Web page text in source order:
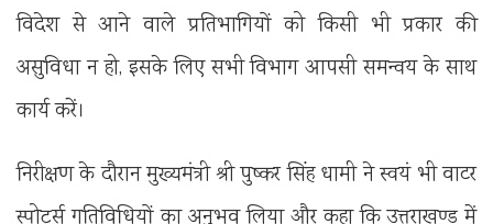
विदेश से आने वाले प्रतिभागियों को किसी भी प्रकार की
असुविधा न हो, इसके लिए सभी विभाग आपसी समन्वय के साथ
कार्य करें।
निरीक्षण के दौरान मुख्यमंत्री श्री पुष्कर सिंह धामी ने स्वयं भी वाटर